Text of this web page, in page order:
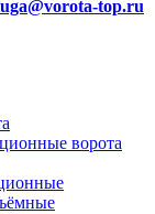
top.ru